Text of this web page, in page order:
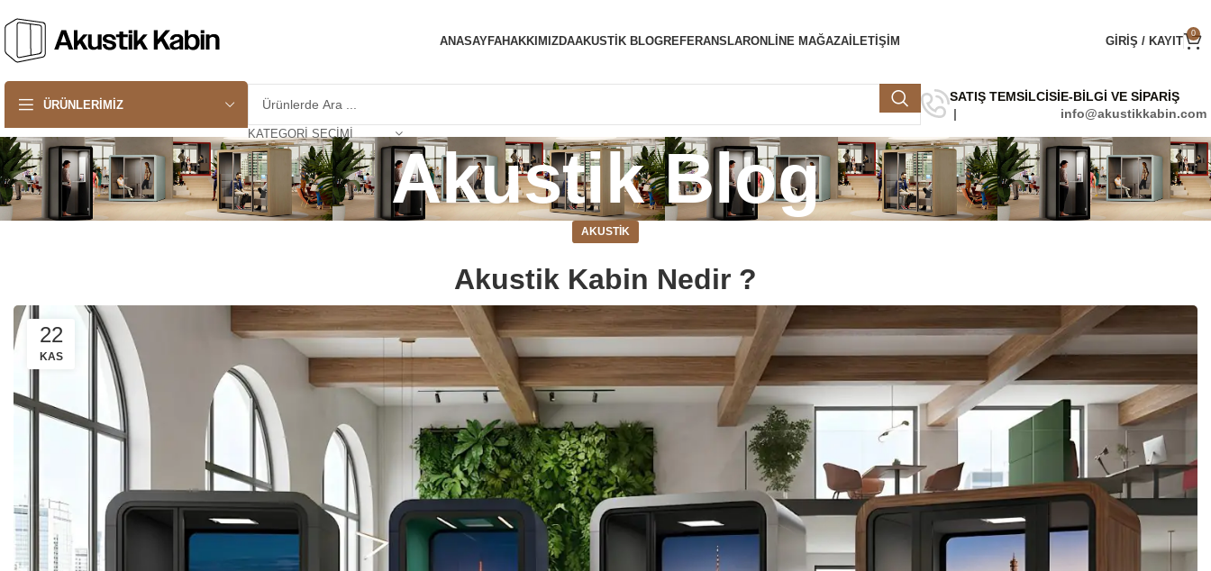
ANASAYFAHAKKIMIZDAAKUSTIK BLOGREFERANSLARONLINE MAĞAZAILETIŞIM GIRIŞ / KAYIT
0
ÜRÜNLERIMIZ
KATEGORI SEÇIMI
SATIŞ TEMSİLCİSİE-BİLGİ VE SİPARİŞ
info@akustikkabin.com
Akustik Blog
AKUSTIK
Akustik Kabin Nedir ?
22
KAS